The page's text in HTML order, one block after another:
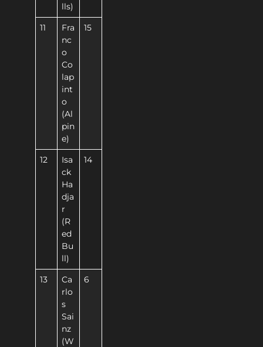
lls)
11
Fra
nc
o
Co
lap
int
o
(Al
pin
e)
15
12
Isa
ck
Ha
dja
r
(R
ed
Bu
ll)
14
13
Ca
rlo
s
Sai
nz
(W
6